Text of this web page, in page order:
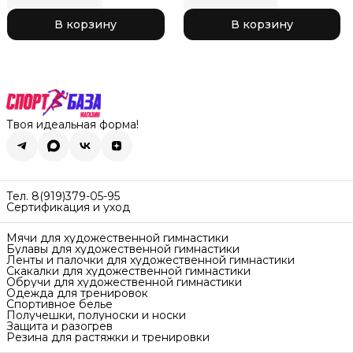
В корзину В корзину
Твоя идеальная форма!
Тел. 8(919)379-05-95
Сертификация и уход
Мячи для художественной гимнастики
Булавы для художественной гимнастики
Ленты и палочки для художественной гимнастики
Скакалки для художественной гимнастики
Обручи для художественной гимнастики
Одежда для тренировок
Спортивное белье
Получешки, полуноски и носки
Защита и разогрев
Резина для растяжки и тренировки